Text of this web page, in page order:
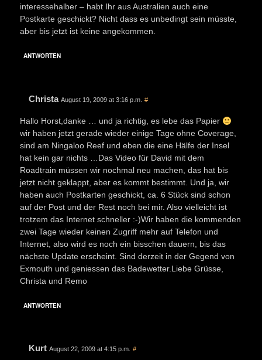
interessehalber – habt Ihr aus Australien auch eine
Postkarte geschickt? Nicht dass es unbedingt sein müsste,
aber bis jetzt ist keine angekommen.
ANTWORTEN
Christa August 19, 2009 at 3:16 p.m. #
Hallo Horst,danke … und ja richtig, es lebe das Papier
wir haben jetzt gerade wieder einige Tage ohne Coverage,
sind am Ningaloo Reef und eben die eine Hälfe der Insel
hat kein gar nichts …Das Video für David mit dem
Roadtrain müssen wir nochmal neu machen, das hat bis
jetzt nicht geklappt, aber es kommt bestimmt. Und ja, wir
haben auch Postkarten geschickt, ca. 6 Stück sind schon
auf der Post und der Rest noch bei mir. Also vielleicht ist
trotzem das Internet schneller :-)Wir haben die kommenden
zwei Tage wieder keinen Zugriff mehr auf Telefon und
Internet, also wird es noch ein bisschen dauern, bis das
nächste Update erscheint. Sind derzeit in der Gegend von
Exmouth und geniessen das Badewetter.Liebe Grüsse,
Christa und Remo
ANTWORTEN
Kurt August 22, 2009 at 4:15 p.m. #